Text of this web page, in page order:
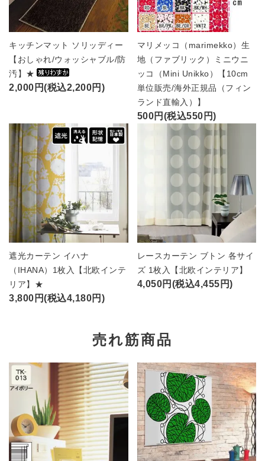
キッチンマット ソリッディー
【おしゃれ/ウォッシャブル/防
汚】★
2,000円(税込2,200円)
マリメッコ（marimekko）生
地（ファブリック）ミニウニ
ッコ（Mini Unikko）【10cm
単位販売/海外正規品（フィン
ランド直輸入）】
500円(税込550円)
遮光カーテン イハナ
（IHANA）1枚入【北欧インテ
リア】★
3,800円(税込4,180円)
レースカーテン ブトン 各サイ
ズ 1枚入【北欧インテリア】
4,050円(税込4,455円)
売れ筋商品